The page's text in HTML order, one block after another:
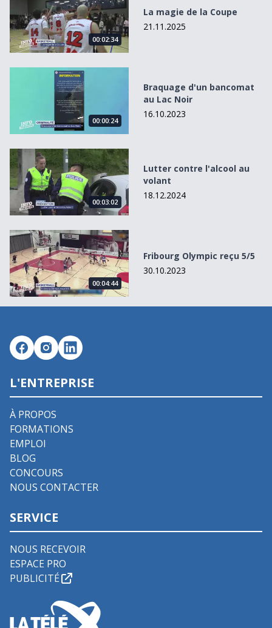
00:02:34
La magie de la Coupe
21.11.2025
Braquage d&#039;un bancomat au Lac Noir
00:00:24
Braquage d'un bancomat
au Lac Noir
16.10.2023
Lutter contre l&#039;alcool au volant
00:03:02
Lutter contre l'alcool au
volant
18.12.2024
Fribourg Olympic reçu 5/5
00:04:44
Fribourg Olympic reçu 5/5
30.10.2023
L'ENTREPRISE
À PROPOS
FORMATIONS
EMPLOI
BLOG
CONCOURS
NOUS CONTACTER
SERVICE
NOUS RECEVOIR
ESPACE PRO
PUBLICITÉ